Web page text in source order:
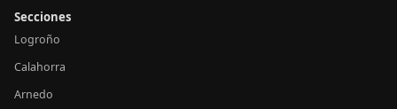
Secciones
Logroño
Calahorra
Arnedo